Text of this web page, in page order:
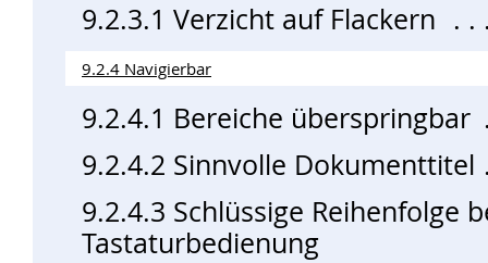
9.2.3.1 Verzicht auf Flackern
9.2.4 Navigierbar
9.2.4.1 Bereiche überspringbar
9.2.4.2 Sinnvolle Dokumenttitel
9.2.4.3 Schlüssige Reihenfolge
Tastaturbedienung